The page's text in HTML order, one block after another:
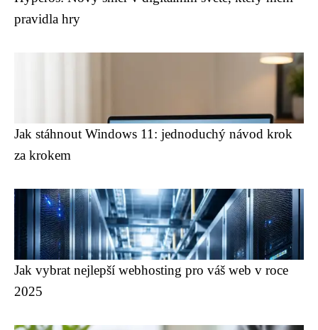
pravidla hry
Jak stáhnout Windows 11: jednoduchý návod krok
za krokem
Jak vybrat nejlepší webhosting pro váš web v roce
2025